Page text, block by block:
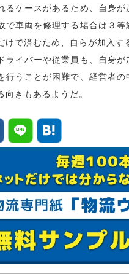
るケースがあるため、自身
で車両を修理する場合は３
けで済むため、自らが加入
イバーや従業員も、自身が
行うことが困難で、経営者
向きもあるようだ。